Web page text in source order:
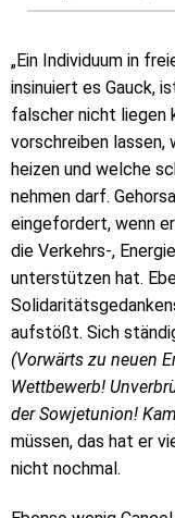
„Ein Individuum in
insinuiert es Gauck,
falscher nicht liegen
vorschreiben lassen,
heizen und welche
nehmen darf.
eingefordert, wenn
die Verkehrs-,
unterstützen hat.
aufstößt. Sich
(Vorwärts zu neuen
Wettbewerb!
der Sowjetunion!
müssen, das hat er
nicht nochmal.